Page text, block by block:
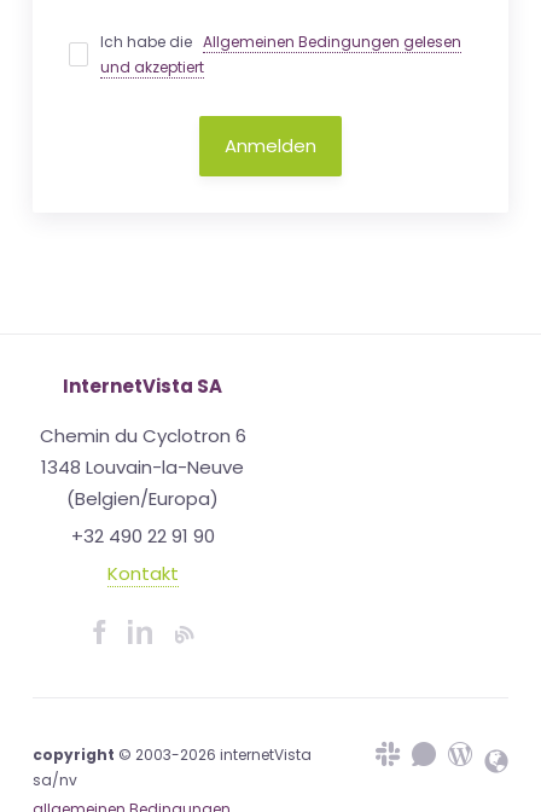
Ich habe dieAllgemeinen Bedingungen gelesen
und akzeptiert
Anmelden
InternetVista SA
Chemin du Cyclotron 6
1348 Louvain-la-Neuve
(Belgien/Europa)
+32 490 22 91 90
Kontakt
copyright © 2003-2026 internetVista
sa/nv